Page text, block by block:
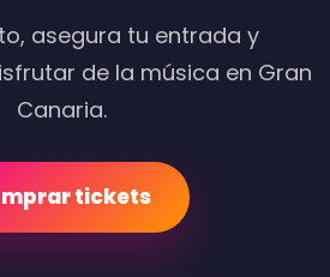
asegura tu entrada y
de la música en Gran
Canaria.
tickets